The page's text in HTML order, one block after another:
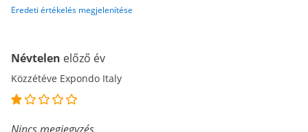
Eredeti értékelés megjelenítése
Névtelen előző év
Közzétéve Expondo Italy